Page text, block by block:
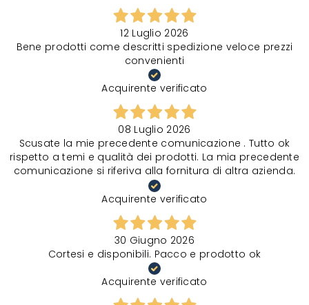
12 Luglio 2026
Bene prodotti come descritti spedizione veloce prezzi
convenienti
Acquirente verificato
08 Luglio 2026
Scusate la mie precedente comunicazione . Tutto ok
rispetto a temi e qualità dei prodotti. La mia precedente
comunicazione si riferiva alla fornitura di altra azienda.
Acquirente verificato
30 Giugno 2026
Cortesi e disponibili. Pacco e prodotto ok
Acquirente verificato